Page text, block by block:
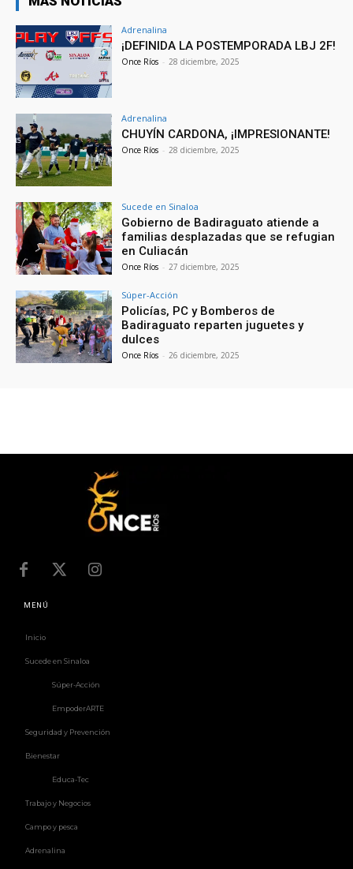
Adrenalina
¡DEFINIDA LA POSTEMPORADA LBJ 2F!
Once Ríos - 28 diciembre, 2025
Adrenalina
CHUYÍN CARDONA, ¡IMPRESIONANTE!
Once Ríos - 28 diciembre, 2025
Sucede en Sinaloa
Gobierno de Badiraguato atiende a
familias desplazadas que se refugian
en Culiacán
Once Ríos - 27 diciembre, 2025
Súper-Acción
Policías, PC y Bomberos de
Badiraguato reparten juguetes y
dulces
Once Ríos - 26 diciembre, 2025
MENÚ
Inicio
Sucede en Sinaloa
Súper-Acción
EmpoderARTE
Seguridad y Prevención
Bienestar
Educa-Tec
Trabajo y Negocios
Campo y pesca
Adrenalina